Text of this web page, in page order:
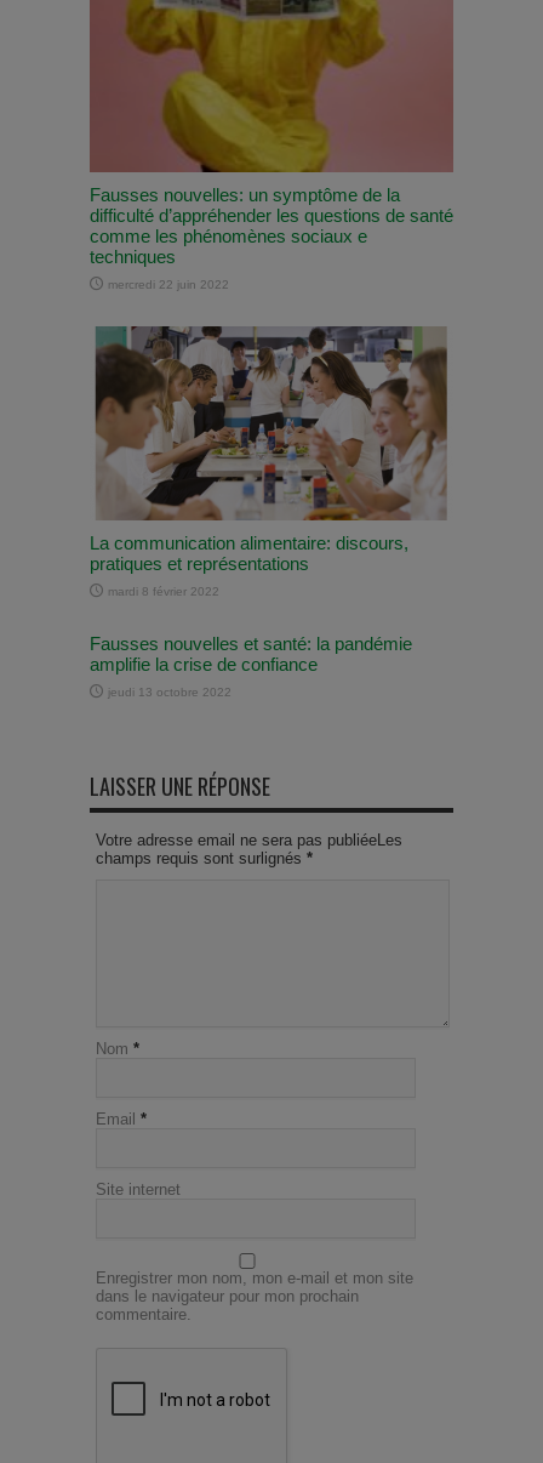
Fausses nouvelles: un symptôme de la
difficulté d’appréhender les questions de santé
comme les phénomènes sociaux e
techniques
mercredi 22 juin 2022
La communication alimentaire: discours,
pratiques et représentations
mardi 8 février 2022
Fausses nouvelles et santé: la pandémie
amplifie la crise de confiance
jeudi 13 octobre 2022
LAISSER UNE RÉPONSE
Votre adresse email ne sera pas publiéeLes
champs requis sont surlignés *
Nom *
Email *
Site internet
Enregistrer mon nom, mon e-mail et mon site
dans le navigateur pour mon prochain
commentaire.